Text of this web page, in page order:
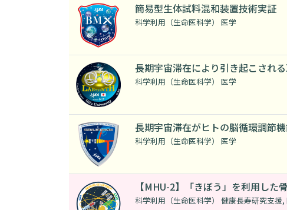
簡易型生体試料混和装置技術実証
科学利用（生命医科学） 医学
長期宇宙滞在により引き起こされ
科学利用（生命医科学） 医学
長期宇宙滞在がヒトの脳循環調節
科学利用（生命医科学） 医学
【MHU-2】「きぼう」を利用し
科学利用（生命医科学） 健康長寿研究支援,